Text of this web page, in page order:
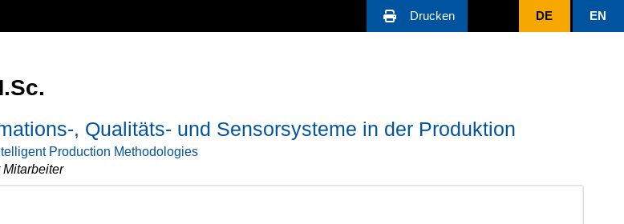
Drucken DE EN
, Qualitäts- und Sensorsysteme in der Produktion
Production Methodologies